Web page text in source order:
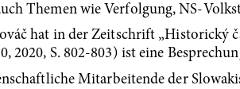
Themen wie Verfolgung, NS-
hat in der Zeitschrift „Historický
2020, S. 802-803) ist eine
Mitarbeitende der